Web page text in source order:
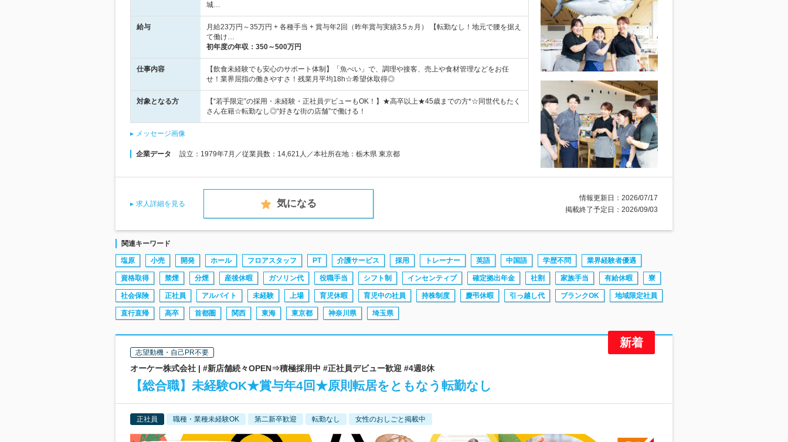
城…
給与
月給23万円～35万円 + 各種手当 + 賞与年2回（昨年賞与実績3.5ヵ月） 【転勤なし！地元で腰を据え
て働け…
初年度の年収： 350～500万円
仕事内容
【飲食未経験でも安心のサポート体制】「魚べい」で、調理や接客、売上や食材管理などをお任
せ！業界屈指の働きやすさ！残業月平均18h☆希望休取得◎
対象となる方
【“若手限定”の採用・未経験・正社員デビューもOK！】★高卒以上★45歳までの方*☆同世代もたく
さん在籍☆転勤なし◎“好きな街の店舗”で働ける！
メッセージ画像
企業データ 設立：1979年7月／従業員数：14,621人／本社所在地：栃木県 東京都
求人詳細を見る 気になる
情報更新日：2026/07/17
掲載終了予定日：2026/09/03
関連キーワード
塩原 小売 開発 ホール フロアスタッフ PT 介護サービス 採用 トレーナー 英語 中国語 学歴不問 業界経験者優遇
資格取得 禁煙 分煙 産後休暇 ガソリン代 役職手当 シフト制 インセンティブ 確定拠出年金 社割 家族手当 有給休暇 寮
社会保険 正社員 アルバイト 未経験 上場 育児休暇 育児中の社員 持株制度 慶弔休暇 引っ越し代 ブランクOK 地域限定社員
直行直帰 高卒 首都圏 関西 東海 東京都 神奈川県 埼玉県
志望動機・自己PR不要
オーケー株式会社 | #新店舗続々OPEN⇒積極採用中 #正社員デビュー歓迎 #4週8休
【総合職】未経験OK★賞与年4回★原則転居をともなう転勤なし
正社員 職種・業種未経験OK 第二新卒歓迎 転勤なし 女性のおしごと掲載中